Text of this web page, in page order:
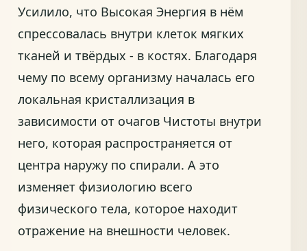
Усилило, что Высокая Энергия в нём
спрессовалась внутри клеток мягких
тканей и твёрдых - в костях. Благодаря
чему по всему организму началась его
локальная кристаллизация в
зависимости от очагов Чистоты внутри
него, которая распространяется от
центра наружу по спирали. А это
изменяет физиологию всего
физического тела, которое находит
отражение на внешности человек.